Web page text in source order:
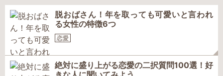
脱おばさん！年を取っても可愛いと言われ
る女性の特徴6つ
恋愛
絶対に盛り上がる恋愛の二択質問100選！好